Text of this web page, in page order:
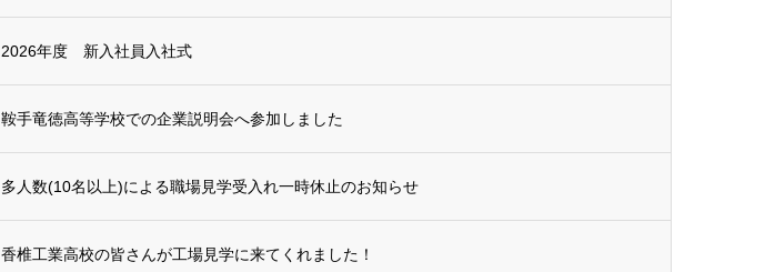
2026年度 新入社員入社式
鞍手竜徳高等学校での企業説明会へ参加しました
多人数(10名以上)による職場見学受入れ一時休止のお知らせ
香椎工業高校の皆さんが工場見学に来てくれました！